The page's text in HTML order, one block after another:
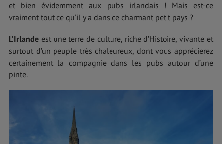
et bien évidemment aux pubs irlandais ! Mais est-ce
vraiment tout ce qu’il y a dans ce charmant petit pays ?
L’Irlande est une terre de culture, riche d’Histoire, vivante et
surtout d’un peuple très chaleureux, dont vous apprécierez
certainement la compagnie dans les pubs autour d’une
pinte.